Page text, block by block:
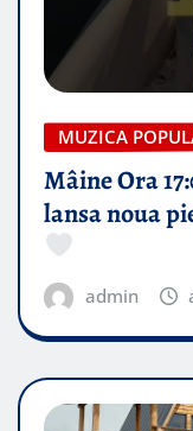
MUZICA
Mâine Ora
lansa noua
admin